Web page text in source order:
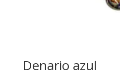
Denario azul